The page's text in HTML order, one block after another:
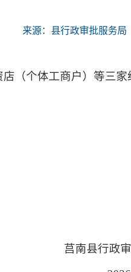
来源：县行政审批服务局
（个体工商户）等三家
莒南县行政